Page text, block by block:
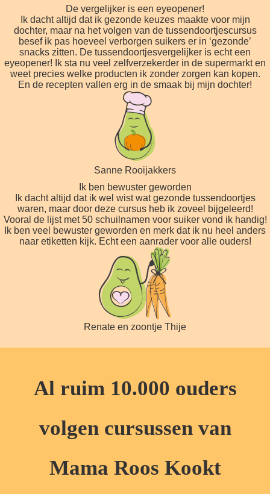
De vergelijker is een eyeopener!
Ik dacht altijd dat ik gezonde keuzes maakte voor mijn
dochter, maar na het volgen van de tussendoortjescursus
besef ik pas hoeveel verborgen suikers er in ‘gezonde’
snacks zitten. De tussendoortjesvergelijker is echt een
eyeopener! Ik sta nu veel zelfverzekerder in de supermarkt en
weet precies welke producten ik zonder zorgen kan kopen.
En de recepten vallen erg in de smaak bij mijn dochter!
Sanne Rooijakkers
Ik ben bewuster geworden
Ik dacht altijd dat ik wel wist wat gezonde tussendoortjes
waren, maar door deze cursus heb ik zoveel bijgeleerd!
Vooral de lijst met 50 schuilnamen voor suiker vond ik handig!
Ik ben veel bewuster geworden en merk dat ik nu heel anders
naar etiketten kijk. Echt een aanrader voor alle ouders!
Renate en zoontje Thije
Al ruim 10.000 ouders
volgen cursussen van
Mama Roos Kookt